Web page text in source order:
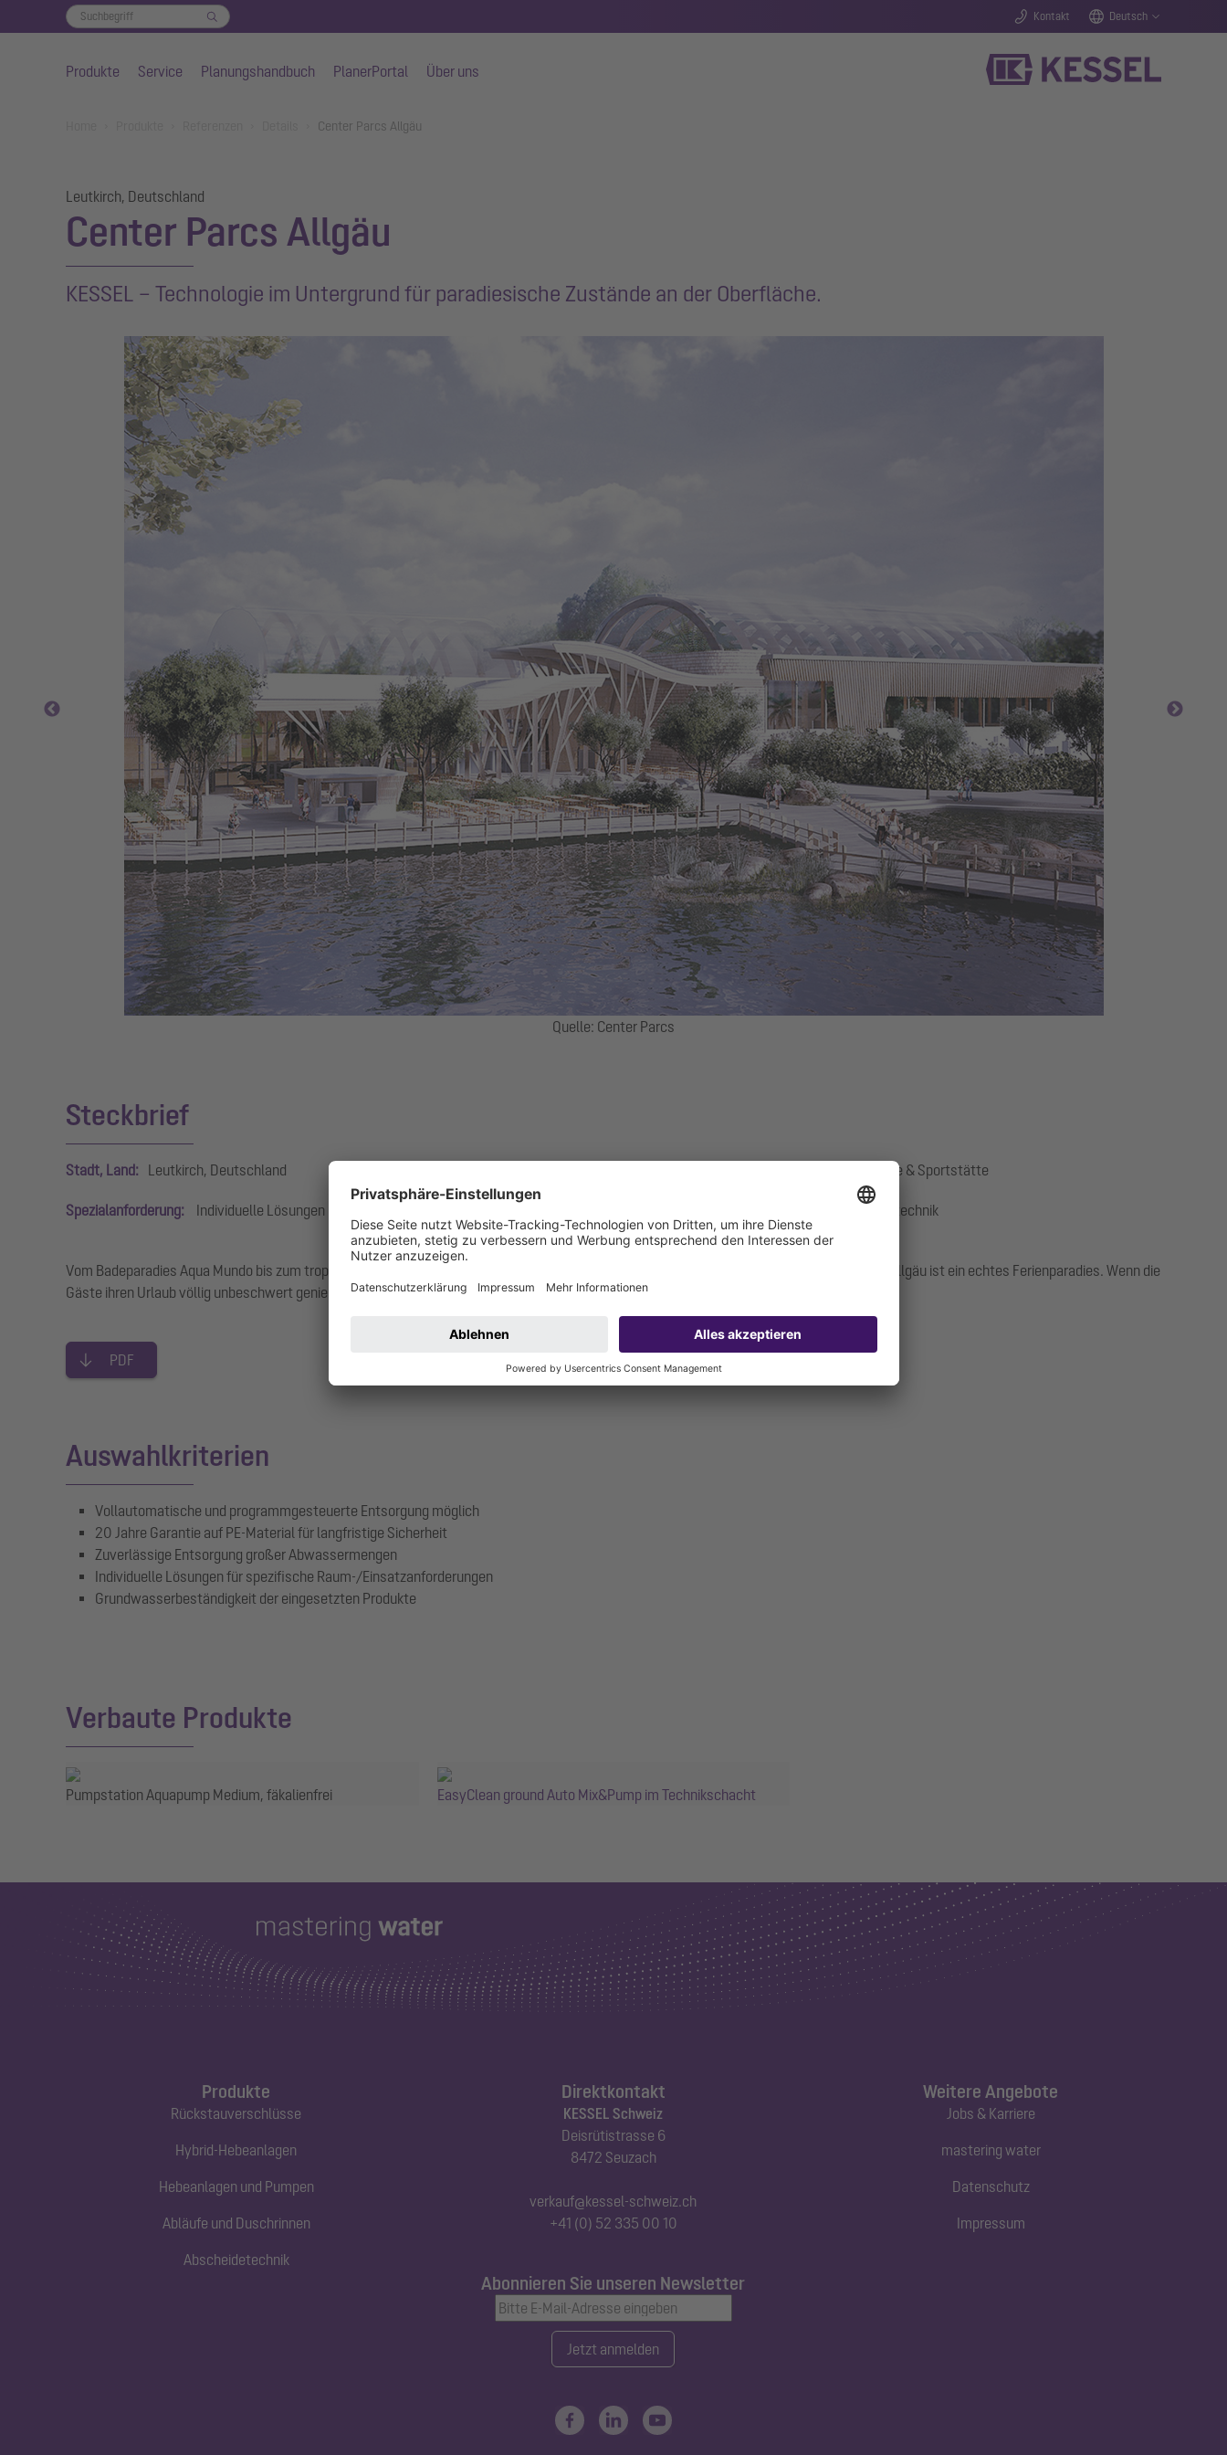
Kontakt Deutsch
Produkte Service Planungshandbuch PlanerPortal Über uns
Center Parcs Allgäu
Leutkirch, Deutschland
Center Parcs Allgäu
KESSEL – Technologie im Untergrund für paradiesische Zustände an der Oberfläche.
Quelle: Center Parcs
Steckbrief
Stadt, Land: Leutkirch, Deutschland Restaurant & Bar, Freizeitanlage & Sportstätte
Spezialanforderung: Individuelle Lösungen Abscheidetechnik, Pumpentechnik
Vom Badeparadies Aqua Mundo bis zum tropischen Market Dome mit Geschäften, Restaurants und Biergarten: Der neue Center Parcs Park Allgäu ist ein echtes Ferienparadies. Wenn die
Gäste ihren Urlaub völlig unbeschwert genießen können, liegt das auch an der zuverlässig arbeitenden Technologie von KESSEL.
PDF
Auswahlkriterien
Vollautomatische und programmgesteuerte Entsorgung möglich
20 Jahre Garantie auf PE-Material für langfristige Sicherheit
Zuverlässige Entsorgung großer Abwassermengen
Individuelle Lösungen für spezifische Raum-/Einsatzanforderungen
Grundwasserbeständigkeit der eingesetzten Produkte
Verbaute Produkte
Pumpstation Aquapump Medium, fäkalienfrei EasyClean ground Auto Mix&Pump im Technikschacht
Produkte
Rückstauverschlüsse
Hybrid-Hebeanlagen
Hebeanlagen und Pumpen
Abläufe und Duschrinnen
Abscheidetechnik
Direktkontakt
KESSEL Schweiz
Deisrütistrasse 6
8472 Seuzach
verkauf@kessel-schweiz.ch
+41 (0) 52 335 00 10
Abonnieren Sie unseren Newsletter
Jetzt anmelden
Weitere Angebote
Jobs & Karriere
mastering water
Datenschutz
Impressum